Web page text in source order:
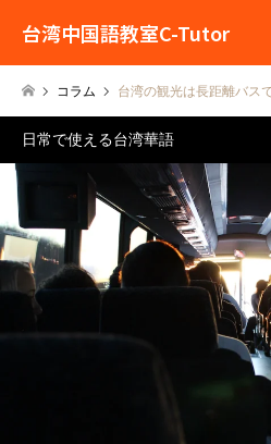
台湾中国語教室C-Tutor
コラム 台湾の観光は長距離バス
日常で使える台湾華語